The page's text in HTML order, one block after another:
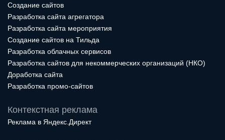
Создание сайтов
Разработка сайта агрегатора
Разработка сайта мероприятия
Создание сайтов на Тильда
Разработка облачных сервисов
Разработка сайтов для некоммерческих организаций (НКО)
Доработка сайта
Разработка промо-сайтов
Контекстная реклама
Реклама в Яндекс.Директ